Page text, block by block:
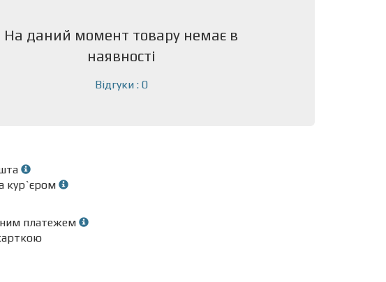
На даний момент товару немає в
наявності
Відгуки : 0
кур`єром
платежем